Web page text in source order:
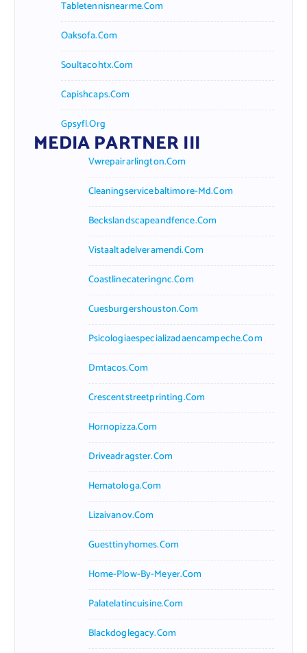
Tabletennisnearme.com
Oaksofa.com
Soultacohtx.com
Capishcaps.com
Gpsyfl.org
MEDIA PARTNER III
Vwrepairarlington.com
Cleaningservicebaltimore-Md.com
Beckslandscapeandfence.com
Vistaaltadelveramendi.com
Coastlinecateringnc.com
Cuesburgershouston.com
Psicologiaespecializadaencampeche.com
Dmtacos.com
Crescentstreetprinting.com
Hornopizza.com
Driveadragster.com
Hematologa.com
Lizaivanov.com
Guesttinyhomes.com
Home-Plow-By-Meyer.com
Palatelatincuisine.com
Blackdoglegacy.com